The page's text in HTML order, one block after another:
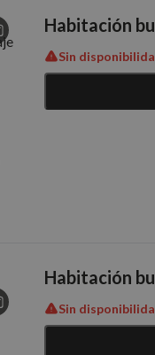
Habitación
Sin
Habitación
Sin